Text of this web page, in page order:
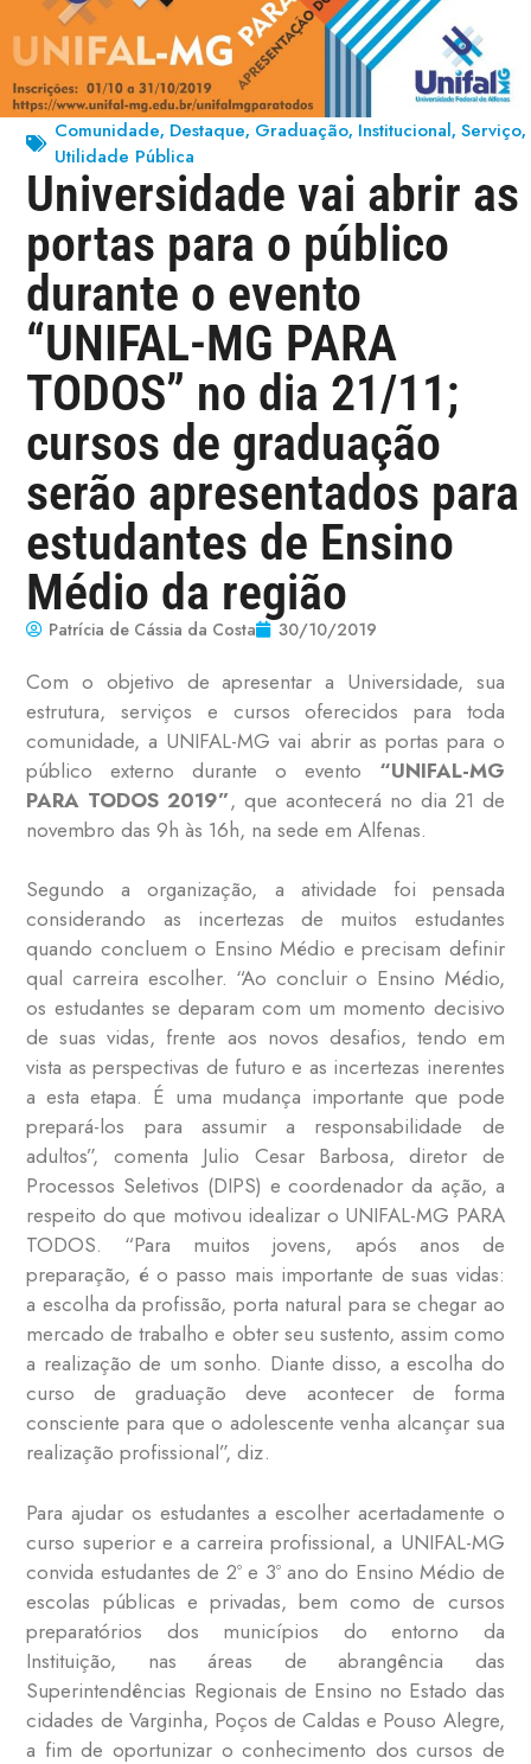
Comunidade, Destaque, Graduação, Institucional,Serviço,
Utilidade Pública
Universidade vai abrir as
portas para o público
durante o evento
“UNIFAL-MG PARA
TODOS” no dia 21/11;
cursos de graduação
serão apresentados para
estudantes de Ensino
Médio da região
Patrícia de Cássia da Costa 30/10/2019
Com o objetivo de apresentar a Universidade, sua
estrutura, serviços e cursos oferecidos para toda
comunidade, a UNIFAL-MG vai abrir as portas para o
público externo durante o evento “UNIFAL-MG
PARA TODOS 2019”, que acontecerá no dia 21 de
novembro das 9h às 16h, na sede em Alfenas.
Segundo a organização, a atividade foi pensada
considerando as incertezas de muitos estudantes
quando concluem o Ensino Médio e precisam definir
qual carreira escolher. “Ao concluir o Ensino Médio,
os estudantes se deparam com um momento decisivo
de suas vidas, frente aos novos desafios, tendo em
vista as perspectivas de futuro e as incertezas inerentes
a esta etapa. É uma mudança importante que pode
prepará-los para assumir a responsabilidade de
adultos”, comenta Julio Cesar Barbosa, diretor de
Processos Seletivos (DIPS) e coordenador da ação, a
respeito do que motivou idealizar o UNIFAL-MG PARA
TODOS. “Para muitos jovens, após anos de
preparação, é o passo mais importante de suas vidas:
a escolha da profissão, porta natural para se chegar ao
mercado de trabalho e obter seu sustento, assim como
a realização de um sonho. Diante disso, a escolha do
curso de graduação deve acontecer de forma
consciente para que o adolescente venha alcançar sua
realização profissional”, diz.
Para ajudar os estudantes a escolher acertadamente o
curso superior e a carreira profissional, a UNIFAL-MG
convida estudantes de 2º e 3º ano do Ensino Médio de
escolas públicas e privadas, bem como de cursos
preparatórios dos municípios do entorno da
Instituição, nas áreas de abrangência das
Superintendências Regionais de Ensino no Estado das
cidades de Varginha, Poços de Caldas e Pouso Alegre,
a fim de oportunizar o conhecimento dos cursos de